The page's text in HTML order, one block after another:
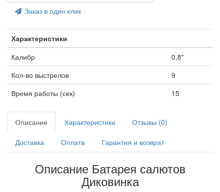
Заказ в один клик
Характеристики
Калибр
0,8"
Кол-во выстрелов
9
Время работы (сек)
15
Описание Характеристики Отзывы (0)
Доставка Оплата Гарантия и возврат
Описание Батарея салютов
Диковинка